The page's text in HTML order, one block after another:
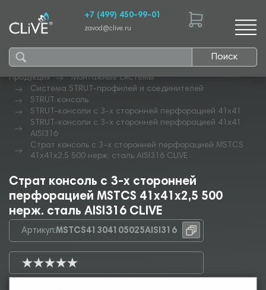
Поиск
+7 (499) 450-99-01
zavod@clive.ru
Продукция
Монтажные системы
Система STRUT-профилей и соединителей
STRUT консоль
STRUT-консоли с 3-х сторонней перфорацией 41х41
STRUT-консоли с 3-х сторонней перфорацией 41х41
AISI316
Страт консоль с 3-х сторонней перфорацией MSTCS
41х41х2,5 500 нерж. сталь AISI316 CLIVE
Страт консоль с 3-х сторонней
перфорацией MSTCS 41х41х2,5 500
нерж. сталь AISI316 CLIVE
Артикул:MSTCS41304105025AISI316